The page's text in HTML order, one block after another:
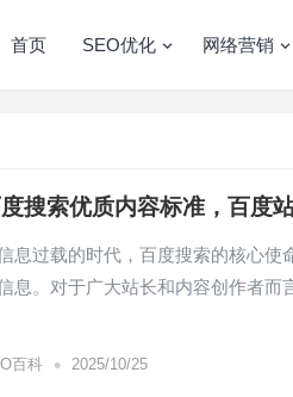
首页 SEO优化 网络营销
搜索优质内容标准，百度
息过载的时代，百度搜索的核心使
息。对于广大站长和内容创作者
百科 • 2025/10/25